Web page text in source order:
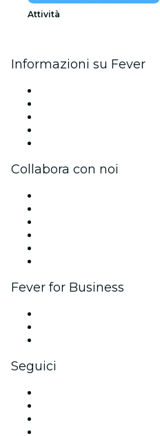
Attività
Informazioni su Fever
Collabora con noi
Fever for Business
Seguici